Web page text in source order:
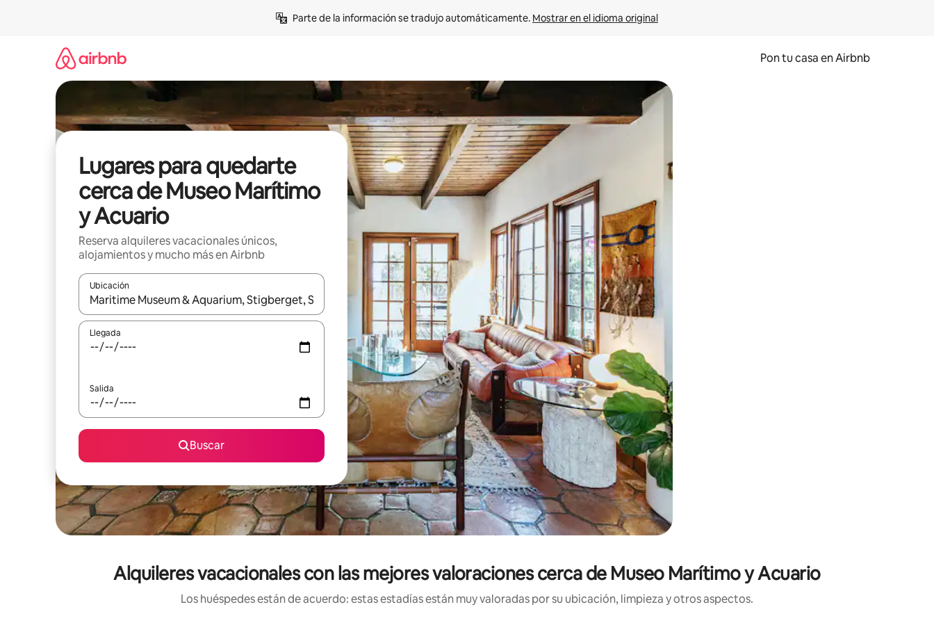
Parte de la información se tradujo automáticamente. Mostrar en el idioma original
Pon tu casa en Airbnb
Lugares para quedarte
cerca de Museo Marítimo
y Acuario
Reserva alquileres vacacionales únicos,
alojamientos y mucho más en Airbnb
Ubicación
Cuando los resultados estén disponibles, navega con las teclas de flecha hacia arriba y hacia abajo o explora con el tacto o desliza el dedo.
Llegada
Salida
Buscar
Alquileres vacacionales con las mejores valoraciones cerca de Museo Marítimo y Acuario
Los huéspedes están de acuerdo: estas estadías están muy valoradas por su ubicación, limpieza y otros aspectos.